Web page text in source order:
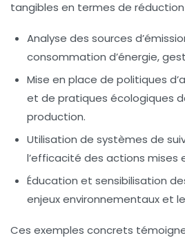
tangibles en termes de réduction
Analyse des sources
consommation d’énergie,
Mise en place de politiques
et de pratiques écologiques
production.
Utilisation de systèmes de
l’efficacité des actions mises
Éducation et sensibilisation
enjeux environnementaux et
Ces exemples concrets